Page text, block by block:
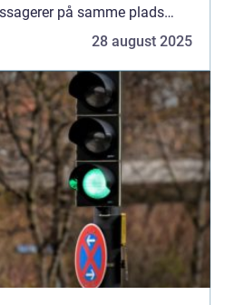
på samme plads
28 august 2025